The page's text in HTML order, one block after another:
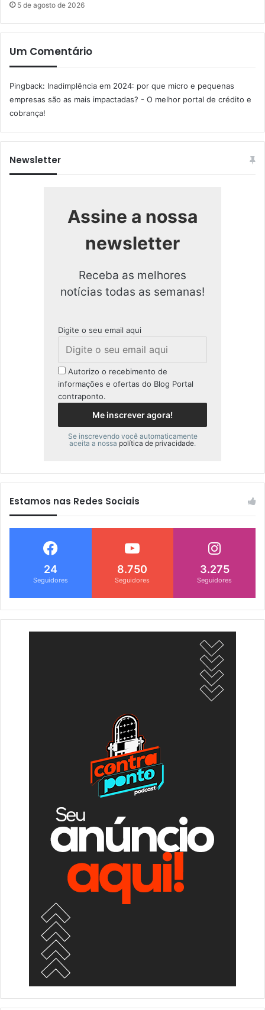
5 de agosto de 2026
Um Comentário
Pingback: Inadimplência em 2024: por que micro e pequenas
empresas são as mais impactadas? - O melhor portal de crédito e
cobrança!
Newsletter
Assine a nossa
newsletter
Receba as melhores
notícias todas as semanas!
Digite o seu email aqui
Autorizo o recebimento de
informações e ofertas do Blog Portal
contraponto.
Se inscrevendo você automaticamente
aceita a nossa política de privacidade.
Estamos nas Redes Sociais
24
Seguidores
8.750
Seguidores
3.275
Seguidores